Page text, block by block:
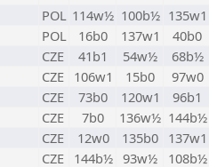
POL 114w½ 100b½ 135w1
POL 16b0 137w1
40b0
CZE 41b1 54w½
68b½
CZE 106w1 15b0
97w0
CZE 73b0 120w1
96b1
CZE 7b0 136w½ 144b½
CZE 12w0 135b0 137w1
CZE 144b½ 93w½
108b½